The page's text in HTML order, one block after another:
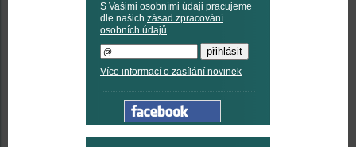
S Vašimi osobními údaji pracujeme
dle našich zásad zpracování
osobních údajů.
Více informací o zasílání novinek